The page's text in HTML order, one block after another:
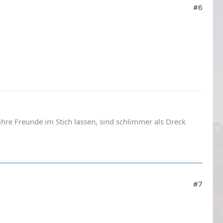
#6
Freunde im Stich lassen, sind schlimmer als Dreck
#7